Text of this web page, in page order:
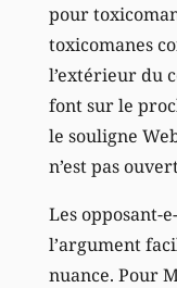
pour
toxicomanes
l’extérieur du
font sur le
le souligne
n’est pas
Les opposant-
l’argument
nuance. Pour